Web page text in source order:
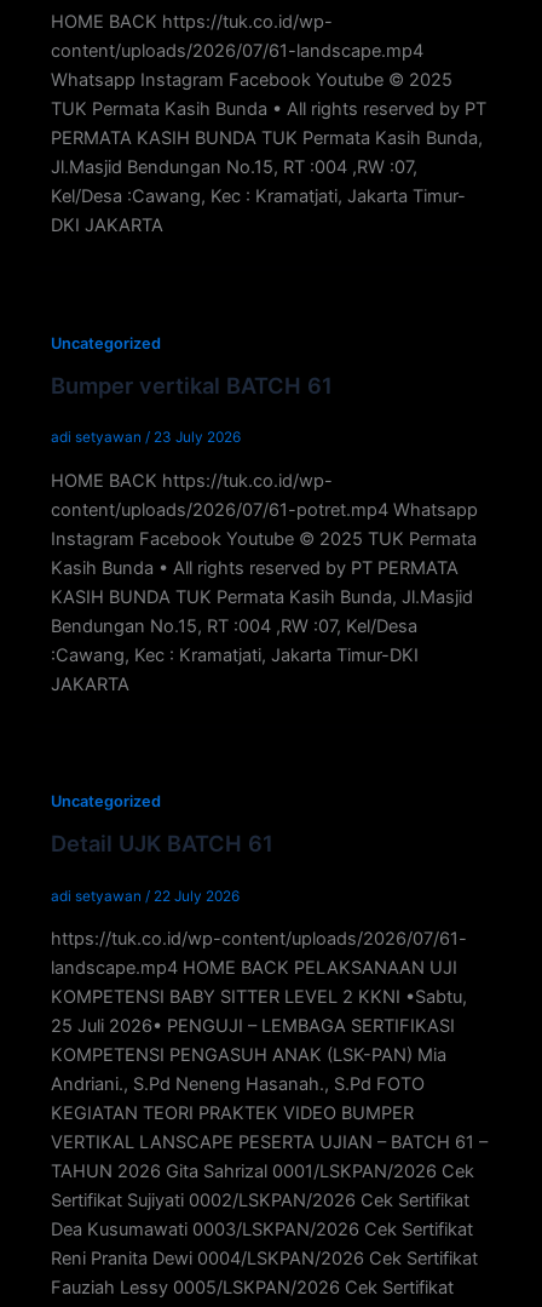
HOME BACK https://tuk.co.id/wp-
content/uploads/2026/07/61-landscape.mp4
Whatsapp Instagram Facebook Youtube © 2025
TUK Permata Kasih Bunda • All rights reserved by PT
PERMATA KASIH BUNDA TUK Permata Kasih Bunda,
Jl.Masjid Bendungan No.15, RT :004 ,RW :07,
Kel/Desa :Cawang, Kec : Kramatjati, Jakarta Timur-
DKI JAKARTA
Uncategorized
Bumper vertikal BATCH 61
adi setyawan / 23 July 2026
HOME BACK https://tuk.co.id/wp-
content/uploads/2026/07/61-potret.mp4 Whatsapp
Instagram Facebook Youtube © 2025 TUK Permata
Kasih Bunda • All rights reserved by PT PERMATA
KASIH BUNDA TUK Permata Kasih Bunda, Jl.Masjid
Bendungan No.15, RT :004 ,RW :07, Kel/Desa
:Cawang, Kec : Kramatjati, Jakarta Timur-DKI
JAKARTA
Uncategorized
Detail UJK BATCH 61
adi setyawan / 22 July 2026
https://tuk.co.id/wp-content/uploads/2026/07/61-
landscape.mp4 HOME BACK PELAKSANAAN UJI
KOMPETENSI BABY SITTER LEVEL 2 KKNI •Sabtu,
25 Juli 2026• PENGUJI – LEMBAGA SERTIFIKASI
KOMPETENSI PENGASUH ANAK (LSK-PAN) Mia
Andriani., S.Pd Neneng Hasanah., S.Pd FOTO
KEGIATAN TEORI PRAKTEK VIDEO BUMPER
VERTIKAL LANSCAPE PESERTA UJIAN – BATCH 61 –
TAHUN 2026 Gita Sahrizal 0001/LSKPAN/2026 Cek
Sertifikat Sujiyati 0002/LSKPAN/2026 Cek Sertifikat
Dea Kusumawati 0003/LSKPAN/2026 Cek Sertifikat
Reni Pranita Dewi 0004/LSKPAN/2026 Cek Sertifikat
Fauziah Lessy 0005/LSKPAN/2026 Cek Sertifikat